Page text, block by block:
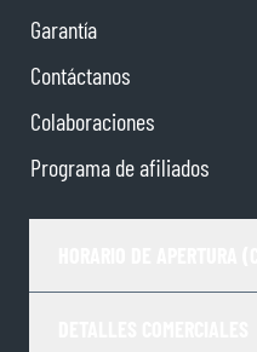
Garantía
Contáctanos
Colaboraciones
Programa de afiliados